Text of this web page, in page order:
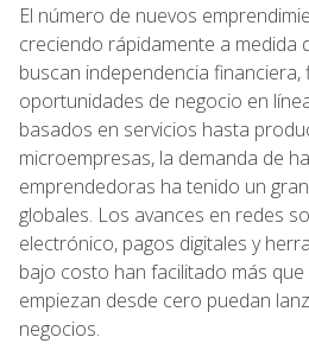
El número de nuevos
creciendo rápidamente a medida
buscan independencia financiera,
oportunidades de negocio en
basados en servicios hasta
microempresas, la demanda de
emprendedoras ha tenido un
globales. Los avances en redes
electrónico, pagos digitales y
bajo costo han facilitado más
empiezan desde cero puedan
negocios.